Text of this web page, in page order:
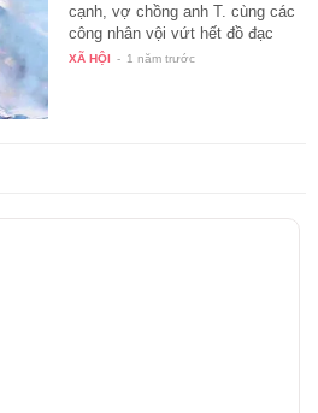
cạnh, vợ chồng anh T. cùng các
công nhân vội vứt hết đồ đạc
tán…
XÃ HỘI - 1 năm trước